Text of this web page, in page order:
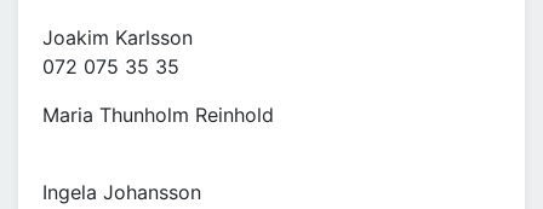
Joakim Karlsson
072 075 35 35
Maria Thunholm Reinhold
Ingela Johansson